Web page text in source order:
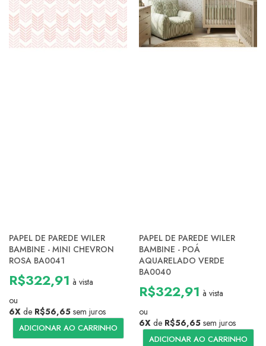
PAPEL DE PAREDE WILER
BAMBINE - MINI CHEVRON
ROSA BA0041
R$322,91 à vista
ou
6X de R$56,65 sem juros
ADICIONAR AO CARRINHO
PAPEL DE PAREDE WILER
BAMBINE - POÁ
AQUARELADO VERDE
BA0040
R$322,91 à vista
ou
6X de R$56,65 sem juros
ADICIONAR AO CARRINHO